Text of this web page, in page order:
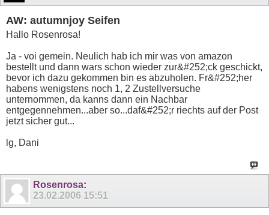
AW: autumnjoy Seifen
Hallo Rosenrosa!
Ja - voi gemein. Neulich hab ich mir was von amazon
bestellt und dann wars schon wieder zur&#252;ck geschickt,
bevor ich dazu gekommen bin es abzuholen. Fr&#252;her
habens wenigstens noch 1, 2 Zustellversuche
unternommen, da kanns dann ein Nachbar
entgegennehmen...aber so...daf&#252;r riechts auf der Post
jetzt sicher gut...
lg, Dani
Rosenrosa:
23.02.2006 15:51